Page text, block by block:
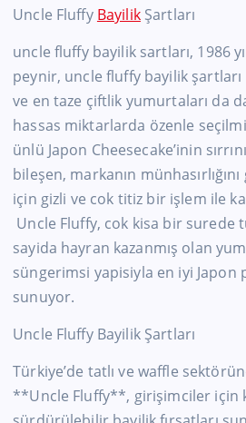
Uncle Fluffy BayilikŞartları
uncle fluffy bayilik sartları, 1986
peynir, uncle fluffy bayilik şartları
ve en taze çiftlik yumurtaları da
hassas miktarlarda özenle
ünlü Japon Cheesecake’inin
bileşen, markanın
için gizli ve cok titiz bir işlem ile
Uncle Fluffy, cok kisa bir surede
sayida hayran kazanmış olan
süngerimsi yapisiyla en iyi Japon
sunuyor.
Uncle Fluffy Bayilik Şartları
Türkiye’de tatlı ve waffle
**Uncle Fluffy**, girişimciler için